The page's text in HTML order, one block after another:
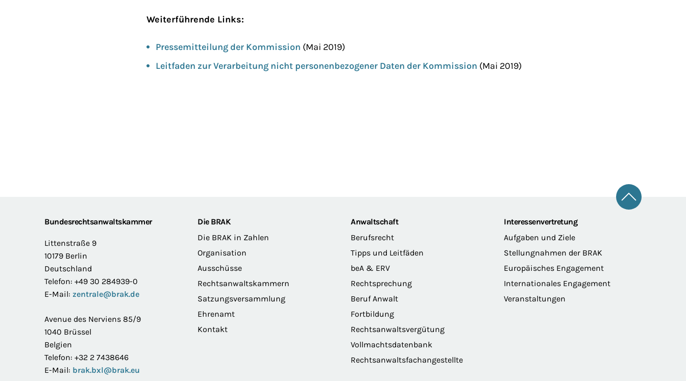
Weiterführende Links:
Pressemitteilung der Kommission (Mai 2019)
Leitfaden zur Verarbeitung nicht personenbezogener Daten der Kommission (Mai 2019)
Footer
Zum
Bundesrechtsanwaltskammer
Littenstraße 9
10179 Berlin
Deutschland
Telefon: +49 30 284939-0
E-Mail: zentrale@brak.de
Avenue des Nerviens 85/9
1040 Brüssel
Belgien
Telefon: +32 2 7438646
E-Mail: brak.bxl@brak.eu
Die BRAK
Die BRAK in Zahlen
Organisation
Ausschüsse
Rechtsanwaltskammern
Satzungsversammlung
Ehrenamt
Kontakt
Anwaltschaft
Berufsrecht
Tipps und Leitfäden
beA & ERV
Rechtsprechung
Beruf Anwalt
Fortbildung
Rechtsanwaltsvergütung
Vollmachtsdatenbank
Rechtsanwaltsfachangestellte
Interessenvertretung
Aufgaben und Ziele
Stellungnahmen der BRAK
Europäisches Engagement
Internationales Engagement
Veranstaltungen